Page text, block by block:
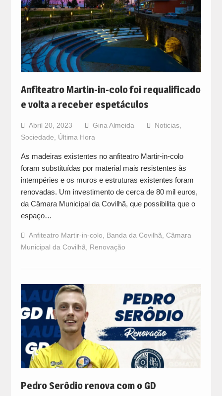
Anfiteatro Martin-in-colo foi requalificado
e volta a receber espetáculos
Abril 20, 2023 Gina Almeida Noticias,
Sociedade
Última Hora
As madeiras existentes no anfiteatro Martir-in-colo
foram substituídas por material mais resistentes às
intempéries e os muros e estruturas existentes foram
renovadas. Um investimento de cerca de 80 mil euros,
da Câmara Municipal da Covilhã, que possibilita que o
espaço…
Anfiteatro Martir-in-colo Banda da Covilhã Câmara
Municipal da Covilhã
Renovação
Pedro Serôdio renova com o GD